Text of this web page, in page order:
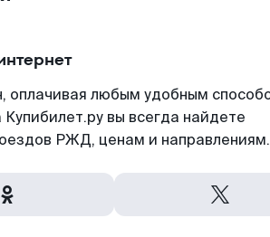
оплачивая любым удобным
вы всегда найдете
РЖД, ценам и направлениям.